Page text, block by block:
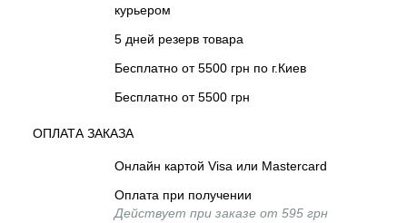
курьером
5 дней резерв товара
Бесплатно от 5500 грн по г.Киев
Бесплатно от 5500 грн
ОПЛАТА ЗАКАЗА
Онлайн картой Visa или Mastercard
Оплата при получении
Действует при заказе от 595 грн